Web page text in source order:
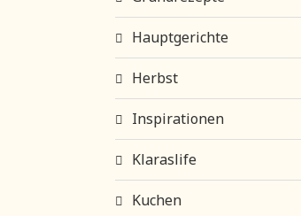
Hauptgerichte
Herbst
Inspirationen
Klaraslife
Kuchen